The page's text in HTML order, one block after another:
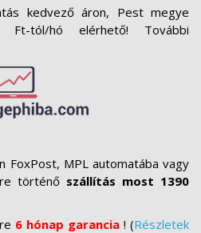
kedvező áron, Pest megye
tól/hó elérhető! További
FoxPost, MPL automatába vagy
történő szállítás most 1390
6 hónap garancia ! (Részletek